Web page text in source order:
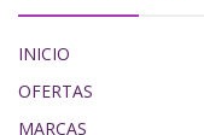
INICIO
OFERTAS
MARCAS